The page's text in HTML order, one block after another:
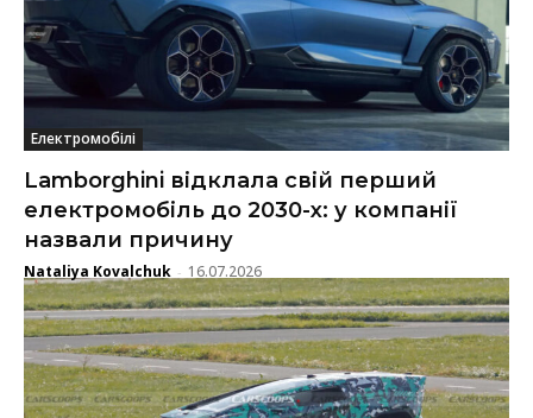
Електромобілі
Lamborghini відклала свій перший
електромобіль до 2030-х: у компанії
назвали причину
Nataliya Kovalchuk - 16.07.2026